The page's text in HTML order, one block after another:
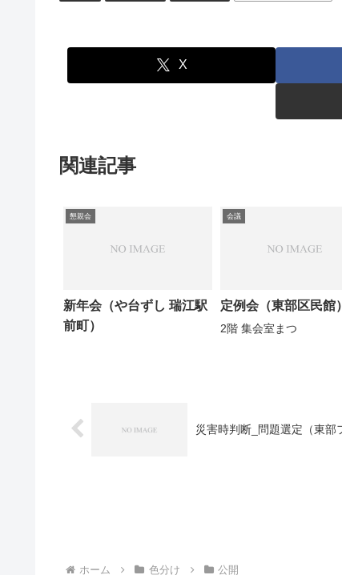
X
関連記事
懇親会
新年会（や台ずし 瑞江駅
前町）
会議
定例会（東部区民館）
2階 集会室まつ
災害時判断_問題選定（東部
ホーム 色分け 公開